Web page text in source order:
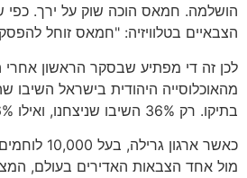
הושלמה. חמאס הוכה שוק על ירך.
הצבאיים בטלוויזיה: "חמאס זוחל
מהאוכלוסייה היהודית בישראל
בתיקו. רק 36% השיבו שניצחנו, ואילו 6% האמינו שחמאס ניצח.
כאשר ארגון
מול אחד הצבאות האדירים בעולם,